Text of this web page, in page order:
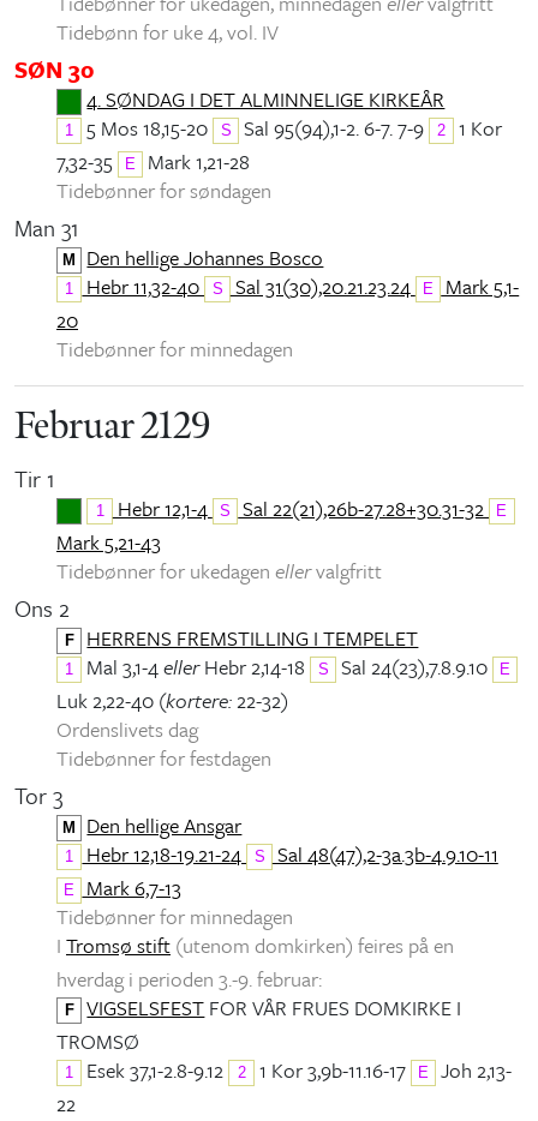
Tidebønn for uke 4, vol. IV
SØN 30
4. SØNDAG I DET ALMINNELIGE KIRKEÅR
1 5 Mos 18,15-20 S Sal 95(94),1-2. 6-7. 7-9 2
1 Kor
7,32-35
E
Mark 1,21-28
Tidebønner for søndagen
Man 31
M Den hellige Johannes Bosco
1 Hebr 11,32-40 S Sal 31(30),20.21.23.24 E
Mark 5,1-
20
Tidebønner for minnedagen
Februar 2129
Tir 1
1 Hebr 12,1-4 S Sal 22(21),26b-27.28+30.31-32 E
Mark 5,21-43
Tidebønner for ukedagen ellervalgfritt
Ons 2
F HERRENS FREMSTILLING I TEMPELET
1 Mal 3,1-4ellerHebr 2,14-18 S Sal 24(23),7.8.9.10 E
Luk 2,22-40 (kortere:22-32)
Ordenslivets dag
Tidebønner for festdagen
Tor 3
M Den hellige Ansgar
1 Hebr 12,18-19.21-24 S Sal 48(47),2-3a.3b-4.9.10-11
E
Mark 6,7-13
Tidebønner for minnedagen
I Tromsø stift (utenom domkirken) feires på en
hverdag i perioden 3.-9. februar:
F VIGSELSFEST FOR VÅR FRUES DOMKIRKE I
TROMSØ
1 Esek 37,1-2.8-9.12 2 1 Kor 3,9b-11.16-17 E
Joh 2,13-
22